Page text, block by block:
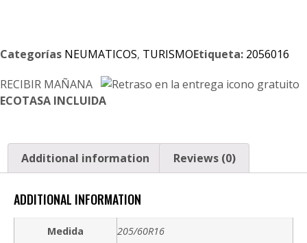
Categorías NEUMATICOS, TURISMOEtiqueta: 2056016
RECIBIR MAÑANA
ECOTASA INCLUIDA
Additional information Reviews (0)
ADDITIONAL INFORMATION
Medida
205/60R16